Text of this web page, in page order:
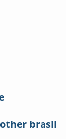
brasil